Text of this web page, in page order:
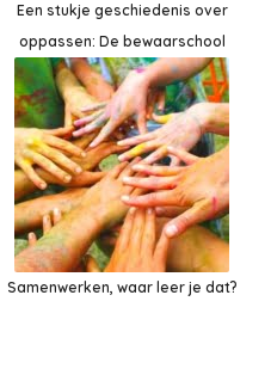
Een stukje geschiedenis over
oppassen: De bewaarschool
Samenwerken, waar leer je dat?